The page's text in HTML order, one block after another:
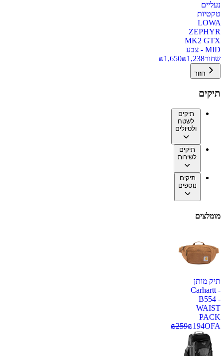
נעליים
טקטיות
LOWA
ZEPHYR
MK2 GTX
MID - צבע
שחור
₪1,238
₪1,650
חזור
תיקים
תיקים
לשטח
ולטיולים
תיקים
לשירות
תיקים
נוספים
מומלצים
תיק מותן
Carhartt -
B554 -
WAIST
PACK
OFA
₪194
₪259